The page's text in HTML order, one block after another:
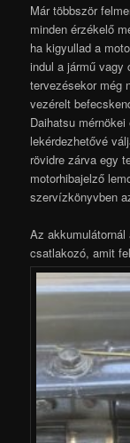
Már többször
minden érzékelő
ha kigyullad a
indul a jármű vagy
tervezésekor még
vezérelt
Daihatsu
lekérdezhetővé
rövidre zárva egy
motorhibajelző
szervízkönyvben
Az
csatlakozó, amit